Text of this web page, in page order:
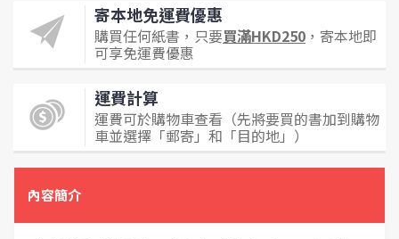
寄本地免運費優惠
購買任何紙書，只要買滿HKD250 ，寄本地即
可享免運費優惠
運費計算
運費可於購物車查看（先將要買的書加到購物
車並選擇「郵寄」和「目的地」）
內容簡介